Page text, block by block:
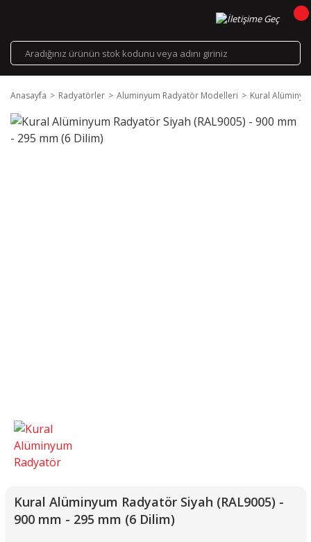
Anasayfa Radyatörler Aluminyum Radyatör Modelleri Kural
Kural Alüminyum Radyatör Siyah (RAL9005) -
900 mm - 295 mm (6 Dilim)